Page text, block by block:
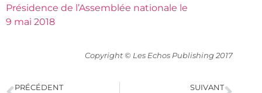
Présidence de l’Assemblée nationale le
9 mai 2018
Copyright © Les Echos Publishing 2017
PRÉCÉDENT SUIVANT